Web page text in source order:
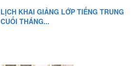
LỊCH KHAI GIẢNG LỚP TIẾNG TRUNG
CUỐI THÁNG...